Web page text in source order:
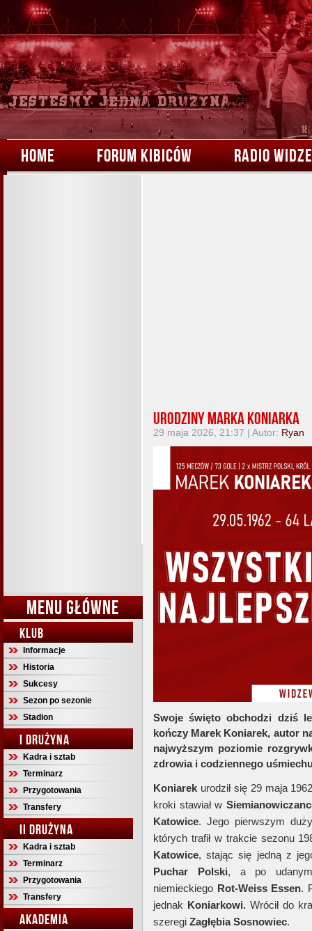
HOME FORUM KIBICÓW RADIO
MENU GŁÓWNE
KLUB
Informacje
Historia
Sukcesy
Sezon po sezonie
Stadion
I DRUŻYNA
Kadra i sztab
Terminarz
Przygotowania
Transfery
II DRUŻYNA
Kadra i sztab
Terminarz
Przygotowania
Transfery
AKADEMIA
Urodziny Marka Koniarka
29 maja 2026, 21:37 | Autor: Ryan
Swoje święto obchodzi dziś
kończy Marek Koniarek, autor
najwyższym poziomie
zdrowia i codziennego
Koniarek urodził się 29 maja
kroki stawiał w
Katowice. Jego pierwszym
których trafił w trakcie sezonu
Katowice, stając się jedną z
Puchar Polski, a po udanym
niemieckiego Rot-Weiss Essen.
jednak Koniarkowi. Wrócił do
szeregi Zagłębia Sosnowiec.